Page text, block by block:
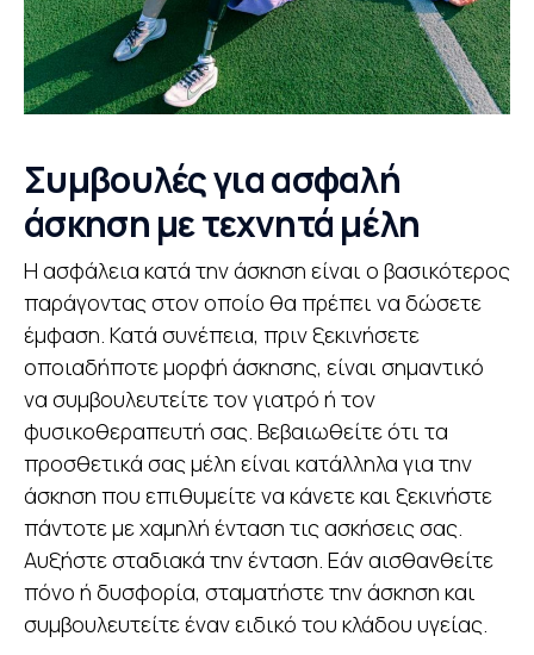
Συμβουλές για ασφαλή
άσκηση με τεχνητά μέλη
Η ασφάλεια κατά την άσκηση είναι ο βασικότερος
παράγοντας στον οποίο θα πρέπει να δώσετε
έμφαση. Κατά συνέπεια, πριν ξεκινήσετε
οποιαδήποτε μορφή άσκησης, είναι σημαντικό
να συμβουλευτείτε τον γιατρό ή τον
φυσικοθεραπευτή σας. Βεβαιωθείτε ότι τα
προσθετικά σας μέλη είναι κατάλληλα για την
άσκηση που επιθυμείτε να κάνετε και ξεκινήστε
πάντοτε με χαμηλή ένταση τις ασκήσεις σας.
Αυξήστε σταδιακά την ένταση. Εάν αισθανθείτε
πόνο ή δυσφορία, σταματήστε την άσκηση και
συμβουλευτείτε έναν ειδικό του κλάδου υγείας.